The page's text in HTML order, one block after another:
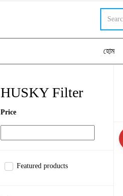
হোম
HUSKY Filter
Price
Featured products